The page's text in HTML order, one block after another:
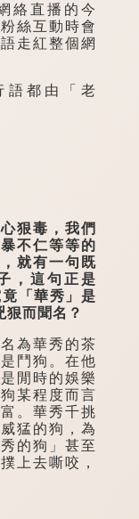
直播的今
絲互動時會
走紅整個網
都由「老
狠毒，我們
不仁等等的
就有一句既
，這句正是
「華秀」是
狠而聞名？
為華秀的茶
鬥狗。在他
閒時的娛樂
某程度而言
。華秀千挑
猛的狗，為
的狗」甚至
上去嘶咬，